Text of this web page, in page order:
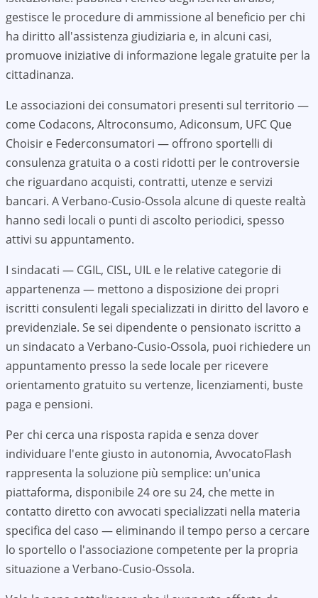
gestisce le procedure di ammissione al beneficio per chi
ha diritto all'assistenza giudiziaria e, in alcuni casi,
promuove iniziative di informazione legale gratuite per la
cittadinanza.
Le associazioni dei consumatori presenti sul territorio —
come Codacons, Altroconsumo, Adiconsum, UFC Que
Choisir e Federconsumatori — offrono sportelli di
consulenza gratuita o a costi ridotti per le controversie
che riguardano acquisti, contratti, utenze e servizi
bancari. AVerbano-Cusio-Ossola alcune di queste realtà
hanno sedi locali o punti di ascolto periodici, spesso
attivi su appuntamento.
I sindacati — CGIL, CISL, UIL e le relative categorie di
appartenenza — mettono a disposizione dei propri
iscritti consulenti legali specializzati in diritto del lavoro e
previdenziale. Se sei dipendente o pensionato iscritto a
un sindacato a Verbano-Cusio-Ossola, puoi richiedere un
appuntamento presso la sede locale per ricevere
orientamento gratuito su vertenze, licenziamenti, buste
paga e pensioni.
Per chi cerca una risposta rapida e senza dover
individuare l'ente giusto in autonomia, AvvocatoFlash
rappresenta la soluzione più semplice: un'unica
piattaforma, disponibile 24 ore su 24, che mette in
contatto diretto con avvocati specializzati nella materia
specifica del caso — eliminando il tempo perso a cercare
lo sportello o l'associazione competente per la propria
situazione a Verbano-Cusio-Ossola.